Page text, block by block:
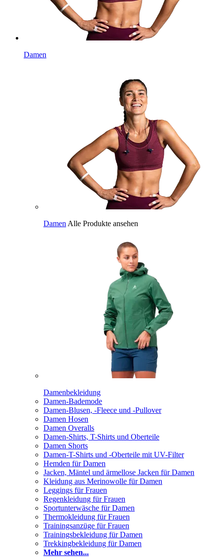
Damen
Damen Alle Produkte ansehen
Damenbekleidung
Damen-Bademode
Damen-Blusen, -Fleece und -Pullover
Damen Hosen
Damen Overalls
Damen-Shirts, T-Shirts und Oberteile
Damen Shorts
Damen-T-Shirts und -Oberteile mit UV-Filter
Hemden für Damen
Jacken, Mäntel und ärmellose Jacken für Damen
Kleidung aus Merinowolle für Damen
Leggings für Frauen
Regenkleidung für Frauen
Sportunterwäsche für Damen
Thermokleidung für Frauen
Trainingsanzüge für Frauen
Trainingsbekleidung für Damen
Trekkingbekleidung für Damen
Mehr sehen...